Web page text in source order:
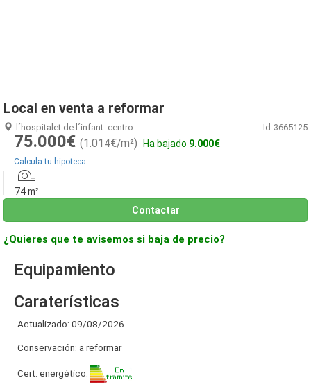
Local en venta a reformar
l´hospitalet de l´infant centro Id-3665125
75.000€ (1.014€/m²) Ha bajado 9.000€
Calcula tu hipoteca
74 m²
Contactar
¿Quieres que te avisemos si baja de precio?
Equipamiento
Caraterísticas
Actualizado: 09/08/2026
Conservación: a reformar
Cert. energético: